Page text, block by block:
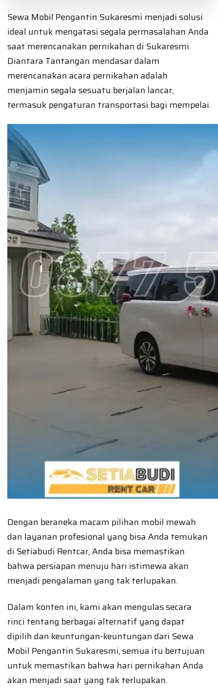
Sewa Mobil Pengantin Sukaresmi menjadi solusi
ideal untuk mengatasi segala permasalahan Anda
saat merencanakan pernikahan di Sukaresmi.
Diantara Tantangan mendasar dalam
merencanakan acara pernikahan adalah
menjamin segala sesuatu berjalan lancar,
termasuk pengaturan transportasi bagi mempelai.
Dengan beraneka macam pilihan mobil mewah
dan layanan profesional yang bisa Anda temukan
di Setiabudi Rentcar, Anda bisa memastikan
bahwa persiapan menuju hari istimewa akan
menjadi pengalaman yang tak terlupakan.
Dalam konten ini, kami akan mengulas secara
rinci tentang berbagai alternatif yang dapat
dipilih dan keuntungan-keuntungan dari Sewa
Mobil Pengantin Sukaresmi, semua itu bertujuan
untuk memastikan bahwa hari pernikahan Anda
akan menjadi saat yang tak terlupakan.